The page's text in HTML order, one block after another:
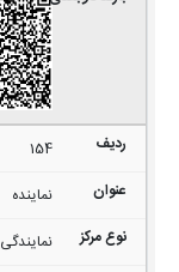
154
نماینده
نمایندگی